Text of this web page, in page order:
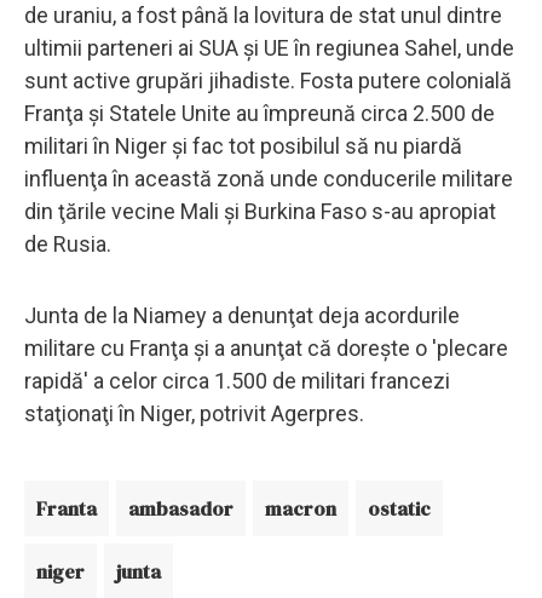
de uraniu, a fost până la lovitura de stat unul dintre
ultimii parteneri ai SUA şi UE în regiunea Sahel, unde
sunt active grupări jihadiste. Fosta putere colonială
Franţa şi Statele Unite au împreună circa 2.500 de
militari în Niger şi fac tot posibilul să nu piardă
influenţa în această zonă unde conducerile militare
din ţările vecine Mali şi Burkina Faso s-au apropiat
de Rusia.
Junta de la Niamey a denunţat deja acordurile
militare cu Franţa şi a anunţat că doreşte o 'plecare
rapidă' a celor circa 1.500 de militari francezi
staţionaţi în Niger, potrivit Agerpres.
Franta ambasador macron ostatic
niger junta